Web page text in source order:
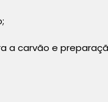
a carvão e